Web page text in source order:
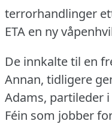
terrorhandlinger
ETA en ny
De innkalte til en
Annan, tidligere
Adams, partileder
Féin som jobber